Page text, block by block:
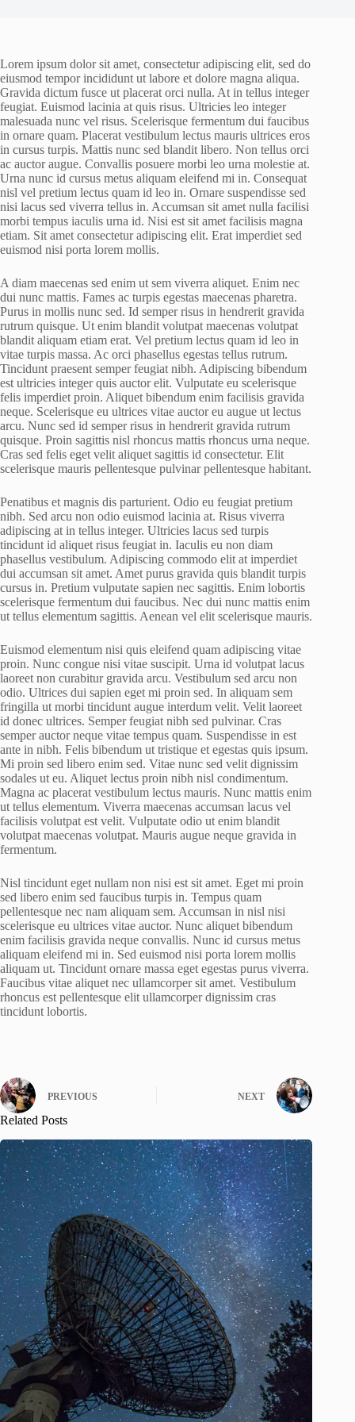
Lorem ipsum dolor sit amet, consectetur adipiscing elit, sed do
eiusmod tempor incididunt ut labore et dolore magna aliqua.
Gravida dictum fusce ut placerat orci nulla. At in tellus integer
feugiat. Euismod lacinia at quis risus. Ultricies leo integer
malesuada nunc vel risus. Scelerisque fermentum dui faucibus
in ornare quam. Placerat vestibulum lectus mauris ultrices eros
in cursus turpis. Mattis nunc sed blandit libero. Non tellus orci
ac auctor augue. Convallis posuere morbi leo urna molestie at.
Urna nunc id cursus metus aliquam eleifend mi in. Consequat
nisl vel pretium lectus quam id leo in. Ornare suspendisse sed
nisi lacus sed viverra tellus in. Accumsan sit amet nulla facilisi
morbi tempus iaculis urna id. Nisi est sit amet facilisis magna
etiam. Sit amet consectetur adipiscing elit. Erat imperdiet sed
euismod nisi porta lorem mollis.
A diam maecenas sed enim ut sem viverra aliquet. Enim nec
dui nunc mattis. Fames ac turpis egestas maecenas pharetra.
Purus in mollis nunc sed. Id semper risus in hendrerit gravida
rutrum quisque. Ut enim blandit volutpat maecenas volutpat
blandit aliquam etiam erat. Vel pretium lectus quam id leo in
vitae turpis massa. Ac orci phasellus egestas tellus rutrum.
Tincidunt praesent semper feugiat nibh. Adipiscing bibendum
est ultricies integer quis auctor elit. Vulputate eu scelerisque
felis imperdiet proin. Aliquet bibendum enim facilisis gravida
neque. Scelerisque eu ultrices vitae auctor eu augue ut lectus
arcu. Nunc sed id semper risus in hendrerit gravida rutrum
quisque. Proin sagittis nisl rhoncus mattis rhoncus urna neque.
Cras sed felis eget velit aliquet sagittis id consectetur. Elit
scelerisque mauris pellentesque pulvinar pellentesque habitant.
Penatibus et magnis dis parturient. Odio eu feugiat pretium
nibh. Sed arcu non odio euismod lacinia at. Risus viverra
adipiscing at in tellus integer. Ultricies lacus sed turpis
tincidunt id aliquet risus feugiat in. Iaculis eu non diam
phasellus vestibulum. Adipiscing commodo elit at imperdiet
dui accumsan sit amet. Amet purus gravida quis blandit turpis
cursus in. Pretium vulputate sapien nec sagittis. Enim lobortis
scelerisque fermentum dui faucibus. Nec dui nunc mattis enim
ut tellus elementum sagittis. Aenean vel elit scelerisque mauris.
Euismod elementum nisi quis eleifend quam adipiscing vitae
proin. Nunc congue nisi vitae suscipit. Urna id volutpat lacus
laoreet non curabitur gravida arcu. Vestibulum sed arcu non
odio. Ultrices dui sapien eget mi proin sed. In aliquam sem
fringilla ut morbi tincidunt augue interdum velit. Velit laoreet
id donec ultrices. Semper feugiat nibh sed pulvinar. Cras
semper auctor neque vitae tempus quam. Suspendisse in est
ante in nibh. Felis bibendum ut tristique et egestas quis ipsum.
Mi proin sed libero enim sed. Vitae nunc sed velit dignissim
sodales ut eu. Aliquet lectus proin nibh nisl condimentum.
Magna ac placerat vestibulum lectus mauris. Nunc mattis enim
ut tellus elementum. Viverra maecenas accumsan lacus vel
facilisis volutpat est velit. Vulputate odio ut enim blandit
volutpat maecenas volutpat. Mauris augue neque gravida in
fermentum.
Nisl tincidunt eget nullam non nisi est sit amet. Eget mi proin
sed libero enim sed faucibus turpis in. Tempus quam
pellentesque nec nam aliquam sem. Accumsan in nisl nisi
scelerisque eu ultrices vitae auctor. Nunc aliquet bibendum
enim facilisis gravida neque convallis. Nunc id cursus metus
aliquam eleifend mi in. Sed euismod nisi porta lorem mollis
aliquam ut. Tincidunt ornare massa eget egestas purus viverra.
Faucibus vitae aliquet nec ullamcorper sit amet. Vestibulum
rhoncus est pellentesque elit ullamcorper dignissim cras
tincidunt lobortis.
PREVIOUS NEXT
Related Posts